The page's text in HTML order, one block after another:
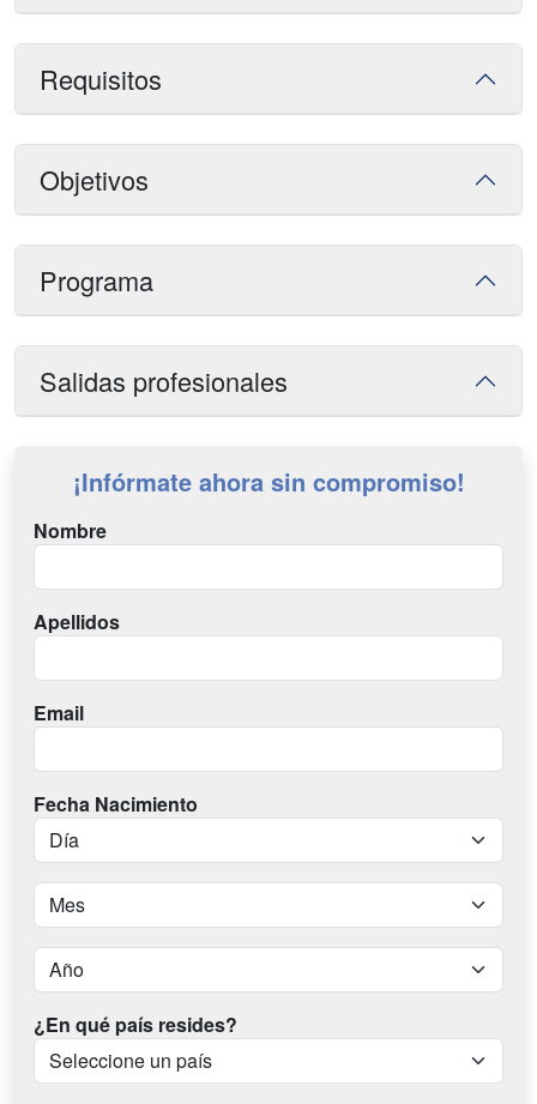
Requisitos
Objetivos
Programa
Salidas profesionales
¡Infórmate ahora sin compromiso!
Nombre
Apellidos
Email
Fecha Nacimiento
¿En qué país resides?